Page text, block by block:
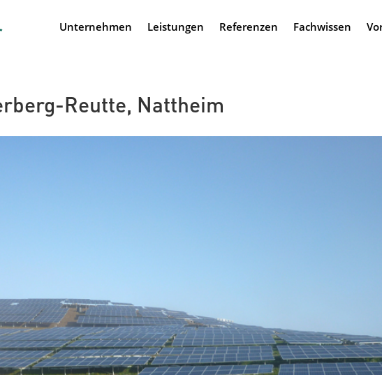
Unternehmen Leistungen Referenzen Fachwissen
Reutte, Nattheim